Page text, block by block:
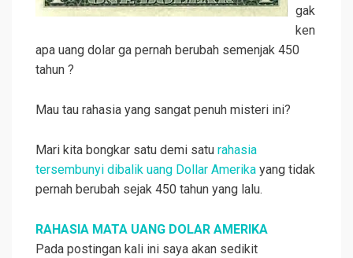
gak
ken
apa uang dolar ga pernah berubah semenjak 450
tahun ?
Mau tau rahasia yang sangat penuh misteri ini?
Mari kita bongkar satu demi satu rahasia
tersembunyi dibalik uang Dollar Amerika yang tidak
pernah berubah sejak 450 tahun yang lalu.
RAHASIA MATA UANG DOLAR AMERIKA
Pada postingan kali ini saya akan sedikit